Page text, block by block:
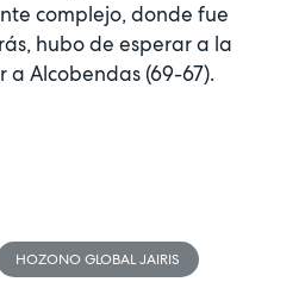
complejo, donde fue
hubo de esperar a la
Alcobendas (69-67).
HOZONO GLOBAL JAIRIS